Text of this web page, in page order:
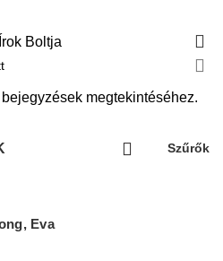
Szűrők
Eva
megtekintéséhez.